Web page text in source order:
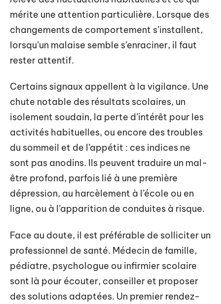
mérite une attention particulière. Lorsque des
changements de comportement s’installent,
lorsqu’un malaise semble s’enraciner, il faut
rester attentif.
Certains signaux appellent à la vigilance. Une
chute notable des résultats scolaires, un
isolement soudain, la perte d’intérêt pour les
activités habituelles, ou encore des troubles
du sommeil et de l’appétit : ces indices ne
sont pas anodins. Ils peuvent traduire un mal-
être profond, parfois lié à une première
dépression, au harcèlement à l’école ou en
ligne, ou à l’apparition de conduites à risque.
Face au doute, il est préférable de solliciter un
professionnel de santé. Médecin de famille,
pédiatre, psychologue ou infirmier scolaire
sont là pour écouter, conseiller et proposer
des solutions adaptées. Un premier rendez-